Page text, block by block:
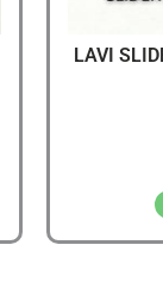
LAVI